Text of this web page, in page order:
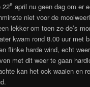
22e april nu geen dag om er
niet voor de
lekker om toen ze de’s
kwam rond 8.00 uur met
flinke harde wind, echt
met dit weer te gaan
kan het ook waaien en